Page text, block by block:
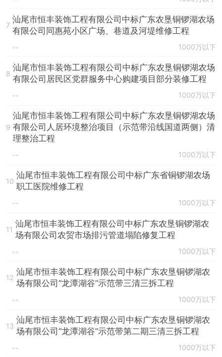
7
汕尾市恒丰装饰工程有限公司中标广东农垦铜锣湖农场
有限公司同惠苑小区广场、巷道及河堤维修工程
-- 1000万以下
8
汕尾市恒丰装饰工程有限公司中标广东农垦铜锣湖农场
有限公司居民区党群服务中心购建项目部分装修工程
-- 1000万以下
9
汕尾市恒丰装饰工程有限公司中标广东农垦铜锣湖农场
有限公司人居环境整治项目（示范带沿线国道两侧）清
理整治工程
-- 1000万以下
10
汕尾市恒丰装饰工程有限公司中标广东省铜锣湖农场
职工医院维修工程
-- 1000万以下
11
汕尾市恒丰装饰工程有限公司中标广东农垦铜锣湖农
场有限公司农贸市场排污管道塌陷修复工程
-- 1000万以下
12
汕尾市恒丰装饰工程有限公司中标广东农垦铜锣湖农
场有限公司“龙潭湖谷”示范带三清三拆工程
-- 1000万以下
13
汕尾市恒丰装饰工程有限公司中标广东农垦铜锣湖农
场有限公司“龙潭湖谷”示范带第二期三清三拆工程
-- 1000万以下